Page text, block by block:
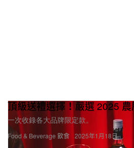
Food & Beverage 飲食
頂級送禮選擇！嚴選 2025
一次收錄各大品牌限定款。
2025年1月18日